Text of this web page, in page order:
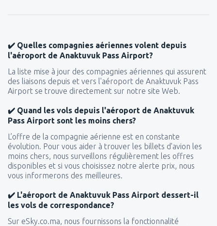
✔️ Quelles compagnies aériennes volent depuis
l'aéroport de Anaktuvuk Pass Airport?
La liste mise à jour des compagnies aériennes qui assurent
des liaisons depuis et vers l'aéroport de Anaktuvuk Pass
Airport se trouve directement sur notre site Web.
✔️ Quand les vols depuis l'aéroport de Anaktuvuk
Pass Airport sont les moins chers?
L’offre de la compagnie aérienne est en constante
évolution. Pour vous aider à trouver les billets d'avion les
moins chers, nous surveillons régulièrement les offres
disponibles et si vous choisissez notre alerte prix, nous
vous informerons des meilleures.
✔️ L'aéroport de Anaktuvuk Pass Airport dessert-il
les vols de correspondance?
Sur eSky.co.ma, nous fournissons la fonctionnalité